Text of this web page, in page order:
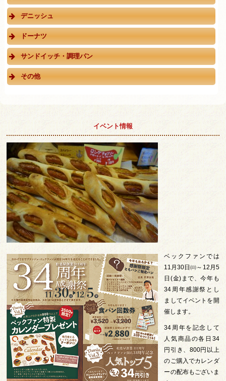
デニッシュ
ドーナツ
サンドイッチ・調理パン
その他
イベント情報
ベックファンでは
11月30日㈰～12月5
日(金)まで、今年も
34周年感謝祭とし
ましてイベントを開
催します。
34周年を記念して
人気商品の各日34
円引き、800円以上
のご購入でカレンダ
ーの配布もございま